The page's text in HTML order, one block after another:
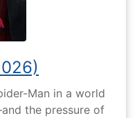
Man in a world
the pressure of